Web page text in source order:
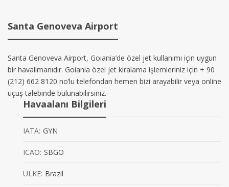
Santa Genoveva Airport
Santa Genoveva Airport, Goiania’de özel jet kullanımı için uygun
bir havalimanıdır. Goiania özel jet kiralama işlemleriniz için + 90
(212) 662 8120 no’lu telefondan hemen bizi arayabilir veya online
uçuş talebinde bulunabilirsiniz.
Havaalanı Bilgileri
IATA: GYN
ICAO: SBGO
ÜLKE: Brazil